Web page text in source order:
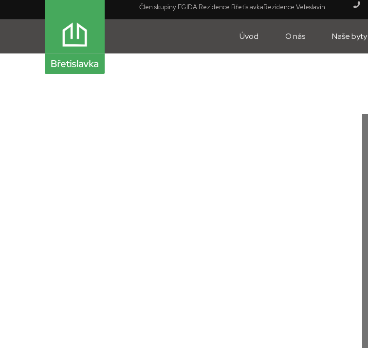
Člen skupiny EGIDA:Rezidence BřetislavkaRezidence Veleslavín
Úvod O nás Naše byty